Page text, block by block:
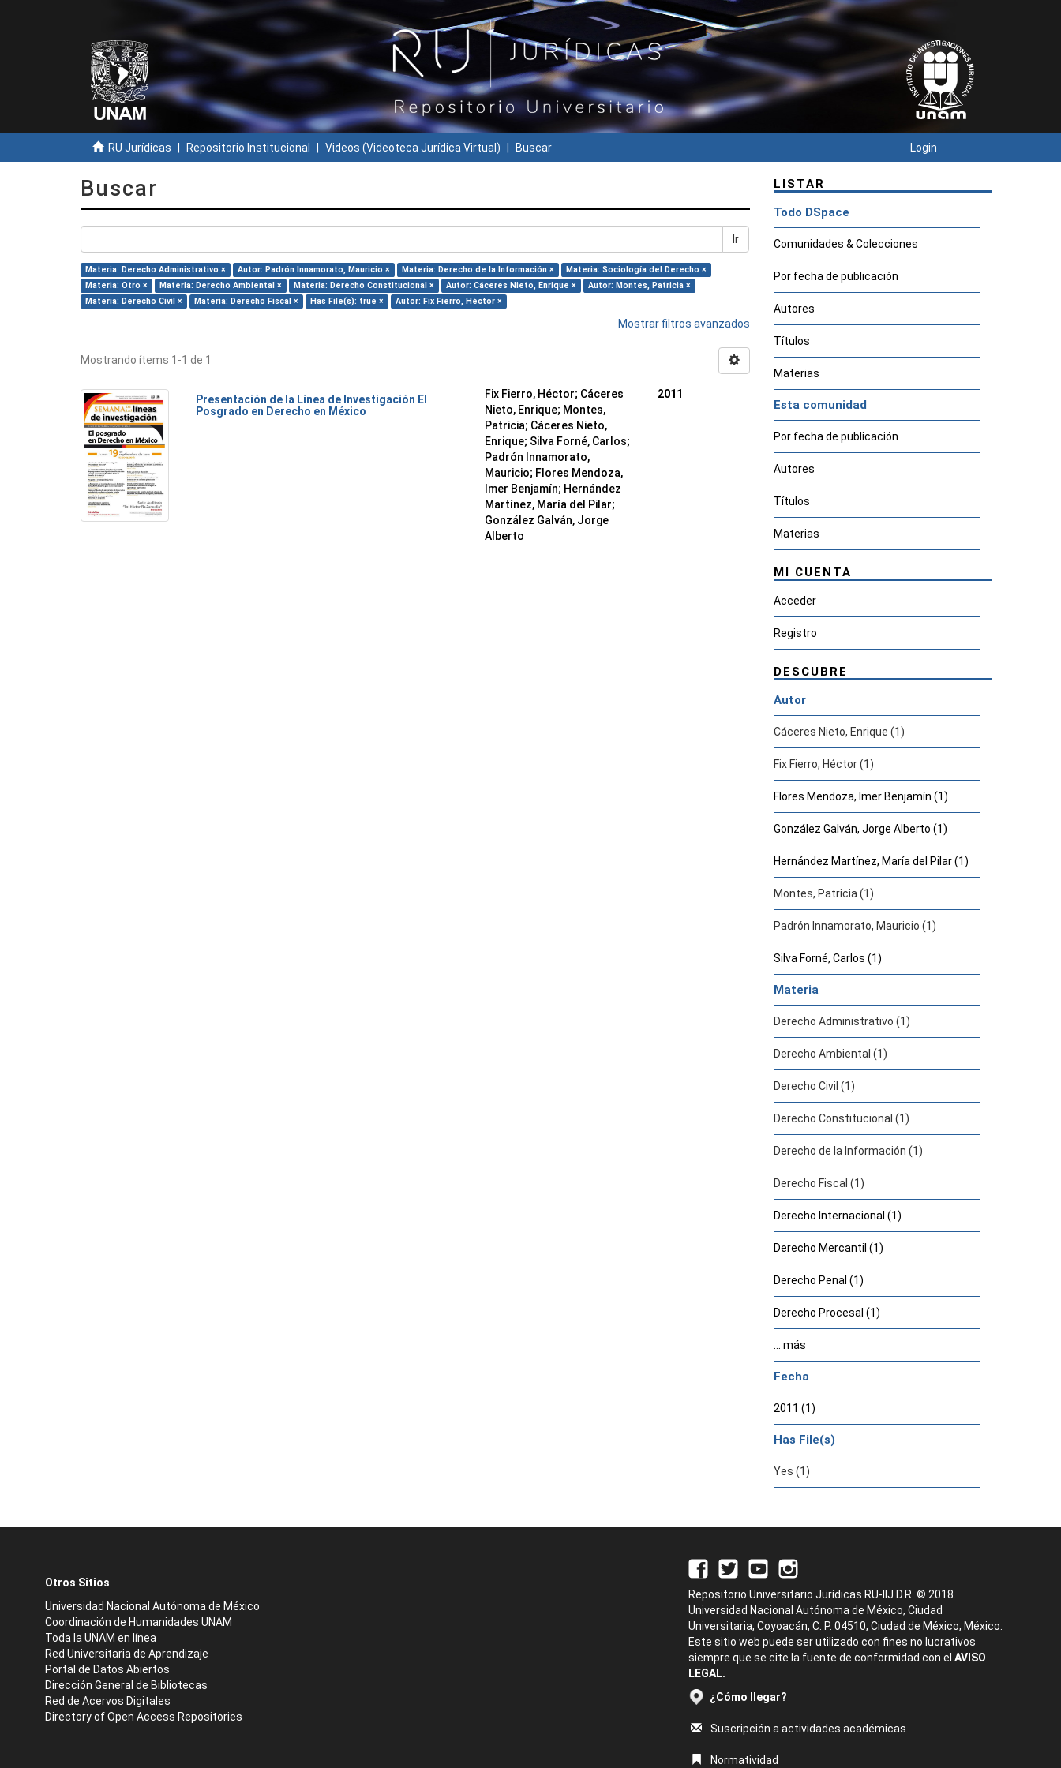
RU Jurídicas Repositorio Institucional Videos (Videoteca Jurídica Virtual) Buscar Login
Buscar
Ir
Materia: Derecho Administrativo × Autor: Padrón Innamorato, Mauricio × Materia: Derecho de la Información ×
Materia: Sociología del Derecho ×
Materia: Otro ×
Materia: Derecho Ambiental × Materia: Derecho Constitucional × Autor: Cáceres Nieto, Enrique ×
Autor: Montes, Patricia ×
Materia: Derecho Civil ×
Materia: Derecho Fiscal × Has File(s): true × Autor: Fix Fierro, Héctor ×
Mostrar filtros avanzados
Mostrando ítems 1-1 de 1
Presentación de la Línea de Investigación El
Posgrado en Derecho en México
Fix Fierro, Héctor; Cáceres
Nieto, Enrique; Montes,
Patricia; Cáceres Nieto,
Enrique; Silva Forné, Carlos;
Padrón Innamorato,
Mauricio; Flores Mendoza,
Imer Benjamín; Hernández
Martínez, María del Pilar;
González Galván, Jorge
Alberto
2011
LISTAR
Todo DSpace
Comunidades & Colecciones
Por fecha de publicación
Autores
Títulos
Materias
Esta comunidad
Por fecha de publicación
Autores
Títulos
Materias
MI CUENTA
Acceder
Registro
DESCUBRE
Autor
Cáceres Nieto, Enrique (1)
Fix Fierro, Héctor (1)
Flores Mendoza, Imer Benjamín (1)
González Galván, Jorge Alberto (1)
Hernández Martínez, María del Pilar (1)
Montes, Patricia (1)
Padrón Innamorato, Mauricio (1)
Silva Forné, Carlos (1)
Materia
Derecho Administrativo (1)
Derecho Ambiental (1)
Derecho Civil (1)
Derecho Constitucional (1)
Derecho de la Información (1)
Derecho Fiscal (1)
Derecho Internacional (1)
Derecho Mercantil (1)
Derecho Penal (1)
Derecho Procesal (1)
... más
Fecha
2011 (1)
Has File(s)
Yes (1)
Otros Sitios
Universidad Nacional Autónoma de México
Coordinación de Humanidades UNAM
Toda la UNAM en línea
Red Universitaria de Aprendizaje
Portal de Datos Abiertos
Dirección General de Bibliotecas
Red de Acervos Digitales
Directory of Open Access Repositories
Repositorio Universitario Jurídicas RU-IIJ D.R. © 2018.
Universidad Nacional Autónoma de México, Ciudad
Universitaria, Coyoacán, C. P. 04510, Ciudad de México, México.
Este sitio web puede ser utilizado con fines no lucrativos
siempre que se cite la fuente de conformidad con el AVISO
LEGAL.
¿Cómo llegar?
Suscripción a actividades académicas
Normatividad